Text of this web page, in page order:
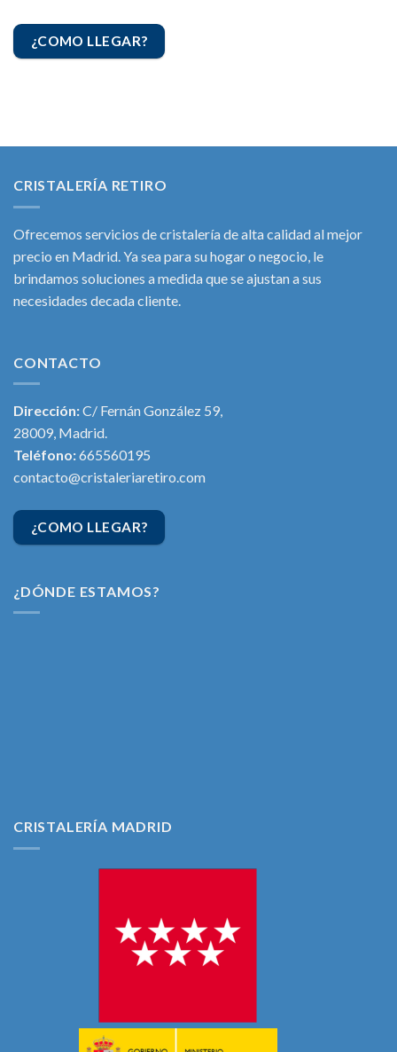
¿COMO LLEGAR?
CRISTALERÍA RETIRO
Ofrecemos servicios de cristalería de alta calidad al mejor
precio en Madrid. Ya sea para su hogar o negocio, le
brindamos soluciones a medida que se ajustan a sus
necesidades decada cliente.
CONTACTO
Dirección:C/ Fernán González 59,
28009, Madrid.
Teléfono:665560195
contacto@cristaleriaretiro.com
¿COMO LLEGAR?
¿DÓNDE ESTAMOS?
CRISTALERÍA MADRID